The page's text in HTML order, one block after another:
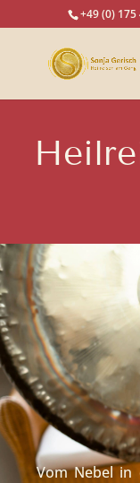
+49 (0) 175
Vom Nebel in